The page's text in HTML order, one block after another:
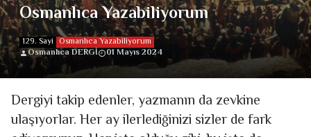
Osmanlıca Yazabiliyorum
129. Sayi Osmanlıca Yazabiliyorum
Osmanlıca DERGİ
01 Mayıs 2024
Dergiyi takip edenler, yazmanın da zevkine
ulaşıyorlar. Her ay ilerlediğinizi sizler de fark